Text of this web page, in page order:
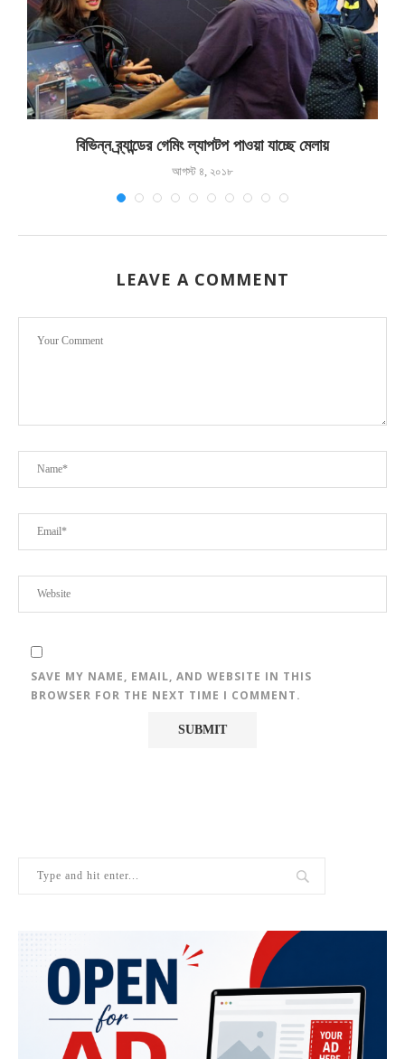
বিভিন্ন ব্র্যান্ডের গেমিং ল্যাপটপ পাওয়া যাচ্ছে মেলায়
আগস্ট ৪, ২০১৮
LEAVE A COMMENT
SAVE MY NAME, EMAIL, AND WEBSITE IN THIS
BROWSER FOR THE NEXT TIME I COMMENT.